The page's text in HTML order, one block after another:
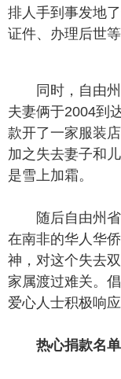
排人手到事发地
证件、办理后世等
同时，自由
夫妻俩于2004到
款开了一家服装
加之失去妻子和
是雪上加霜。
随后自由州
在南非的华人华
神，对这个失去
家属渡过难关。
爱心人士积极响
热心捐款名单